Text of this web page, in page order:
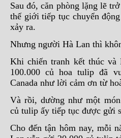
Sau đó, căn phòng lặng lẽ
thế giới tiếp tục chuyển
xảy ra.
Nhưng người Hà Lan thì
Khi chiến tranh kết thúc và
100.000 củ hoa tulip đã
Canada như lời cảm ơn từ
Và rồi, dường như một
củ tulip ấy tiếp tục được gửi
Cho đến tận hôm nay, mỗi